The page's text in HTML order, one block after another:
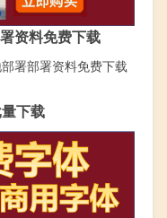
资料免费下载
下载